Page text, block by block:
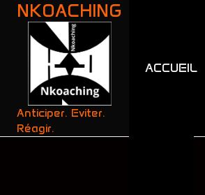
NKOACHING
Anticiper. Eviter.
Réagir.
ACCUEIL